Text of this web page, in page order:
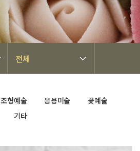
전체
조형예술 응용미술
꽃예술
기타